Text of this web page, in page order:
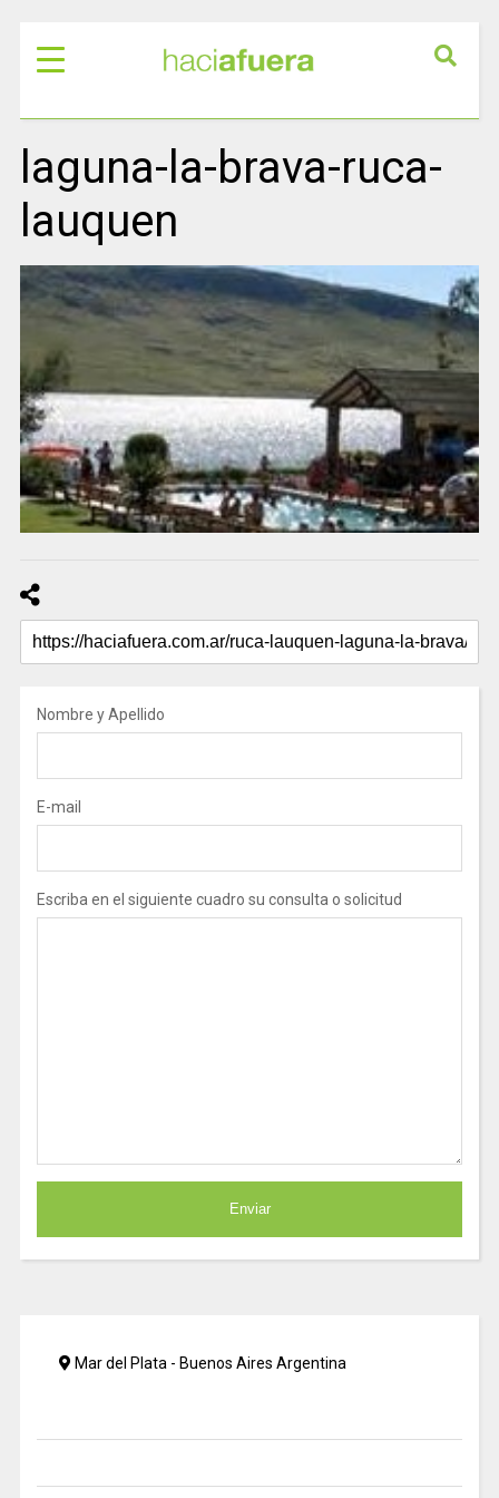
laguna-la-brava-ruca-
lauquen
Nombre y Apellido
E-mail
Escriba en el siguiente cuadro su consulta o solicitud
Mar del Plata - Buenos Aires Argentina